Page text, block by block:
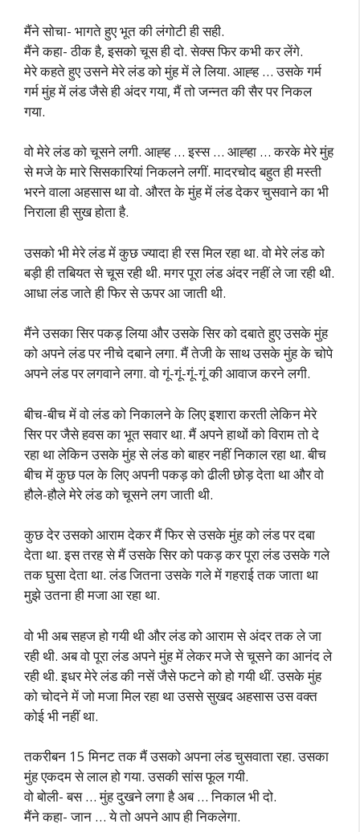
मैंने सोचा- भागते हुए भूत की लंगोटी ही सही.
मैंने कहा- ठीक है, इसको चूस ही दो. सेक्स फिर कभी कर लेंगे.
मेरे कहते हुए उसने मेरे लंड को मुंह में ले लिया. आह्ह … उसके गर्म
गर्म मुंह में लंड जैसे ही अंदर गया, मैं तो जन्नत की सैर पर निकल
गया.
वो मेरे लंड को चूसने लगी. आह्ह … इस्स … आह्हा … करके मेरे मुंह
से मजे के मारे सिसकारियां निकलने लगीं. मादरचोद बहुत ही मस्ती
भरने वाला अहसास था वो. औरत के मुंह में लंड देकर चुसवाने का भी
निराला ही सुख होता है.
उसको भी मेरे लंड में कुछ ज्यादा ही रस मिल रहा था. वो मेरे लंड को
बड़ी ही तबियत से चूस रही थी. मगर पूरा लंड अंदर नहीं ले जा रही थी.
आधा लंड जाते ही फिर से ऊपर आ जाती थी.
मैंने उसका सिर पकड़ लिया और उसके सिर को दबाते हुए उसके मुंह
को अपने लंड पर नीचे दबाने लगा. मैं तेजी के साथ उसके मुंह के चोपे
अपने लंड पर लगवाने लगा. वो गूं-गूं-गूं-गूं की आवाज करने लगी.
बीच-बीच में वो लंड को निकालने के लिए इशारा करती लेकिन मेरे
सिर पर जैसे हवस का भूत सवार था. मैं अपने हाथों को विराम तो दे
रहा था लेकिन उसके मुंह से लंड को बाहर नहीं निकाल रहा था. बीच
बीच में कुछ पल के लिए अपनी पकड़ को ढीली छोड़ देता था और वो
हौले-हौले मेरे लंड को चूसने लग जाती थी.
कुछ देर उसको आराम देकर मैं फिर से उसके मुंह को लंड पर दबा
देता था. इस तरह से मैं उसके सिर को पकड़ कर पूरा लंड उसके गले
तक घुसा देता था. लंड जितना उसके गले में गहराई तक जाता था
मुझे उतना ही मजा आ रहा था.
वो भी अब सहज हो गयी थी और लंड को आराम से अंदर तक ले जा
रही थी. अब वो पूरा लंड अपने मुंह में लेकर मजे से चूसने का आनंद ले
रही थी. इधर मेरे लंड की नसें जैसे फटने को हो गयी थीं. उसके मुंह
को चोदने में जो मजा मिल रहा था उससे सुखद अहसास उस वक्त
कोई भी नहीं था.
तकरीबन 15 मिनट तक मैं उसको अपना लंड चुसवाता रहा. उसका
मुंह एकदम से लाल हो गया. उसकी सांस फूल गयी.
वो बोली- बस … मुंह दुखने लगा है अब … निकाल भी दो.
मैंने कहा- जान … ये तो अपने आप ही निकलेगा.